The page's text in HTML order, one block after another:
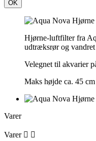
OK
Hjørne-luftfilter fra
udtræksrør og vandret
Velegnet til akvarier
Maks højde ca. 45 cm
Varer
Varer  